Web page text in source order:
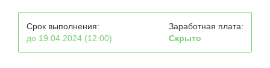
Срок выполнения:
до 19.04.2024 (12:00)
Заработная плата:
Скрыто